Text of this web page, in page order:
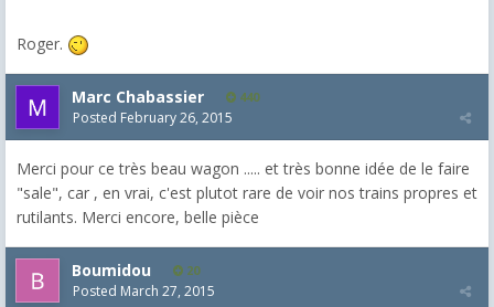
Roger.
Marc Chabassier 440
Posted February 26, 2015
Merci pour ce très beau wagon ..... et très bonne idée de le faire
"sale", car , en vrai, c'est plutot rare de voir nos trains propres et
rutilants. Merci encore, belle pièce
Boumidou 20
Posted March 27, 2015